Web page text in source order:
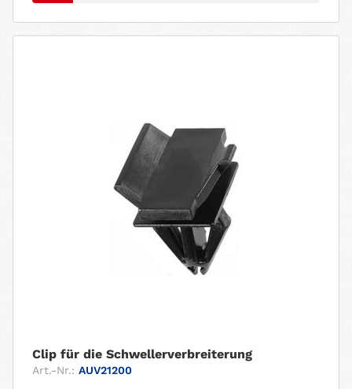
Clip für die Schwellerverbreiterung
Art.-Nr.: AUV21200